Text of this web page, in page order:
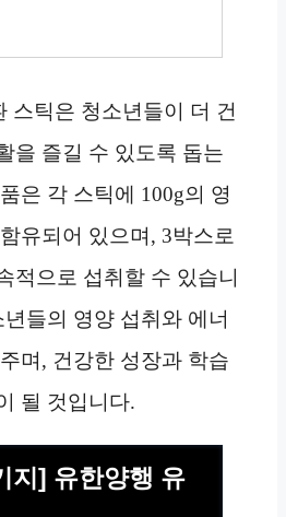
스틱은 청소년들이 더 건
을 즐길 수 있도록 돕는
은 각 스틱에 100g의 영
유되어 있으며, 3박스로
적으로 섭취할 수 있습니
들의 영양 섭취와 에너
며, 건강한 성장과 학습
될 것입니다.
지] 유한양행 유